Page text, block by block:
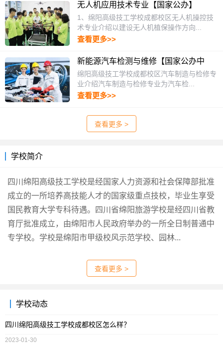
无人机应用技术专业【国家公办】
1、绵阳高级技工学校成都校区无人机操控技
术专业介绍以建设无人机植保操作方向...
查看更多>>
新能源汽车检测与维修【国家公办中
职】
绵阳高级技工学校成都校区汽车制造与检修专
业介绍汽车制造与检修专业为汽车检...
查看更多>>
查看更多 >
学校简介
四川绵阳高级技工学校是经国家人力资源和社会保障部批准
成立的一所培养高技能人才的国家级重点技校，毕业生享受
国民教育大学专科待遇。四川省绵阳旅游学校是经四川省教
育厅批准成立，由绵阳市人民政府举办的一所全日制普通中
专学校。学校是绵阳市甲级校风示范学校、园林...
查看更多 >
学校动态
四川绵阳高级技工学校成都校区怎么样？
2023-01-30